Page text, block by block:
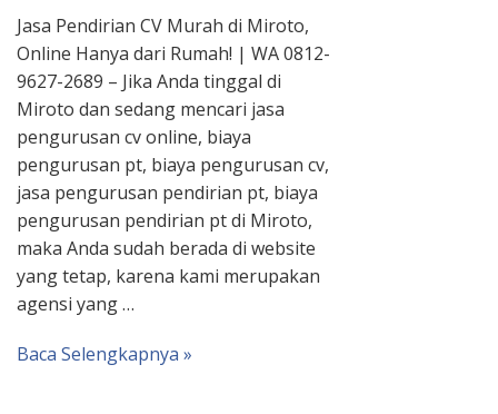
Jasa Pendirian CV Murah di Miroto,
Online Hanya dari Rumah! | WA 0812-
9627-2689 – Jika Anda tinggal di
Miroto dan sedang mencari jasa
pengurusan cv online, biaya
pengurusan pt, biaya pengurusan cv,
jasa pengurusan pendirian pt, biaya
pengurusan pendirian pt di Miroto,
maka Anda sudah berada di website
yang tetap, karena kami merupakan
agensi yang …
Baca Selengkapnya »